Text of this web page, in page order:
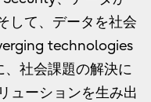
して、データを社会
technologies
社会課題の解決に
ューションを生み出